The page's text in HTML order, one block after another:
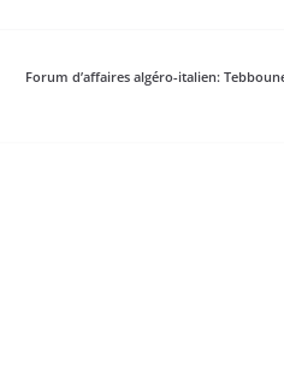
Forum d’affaires algéro-italien: